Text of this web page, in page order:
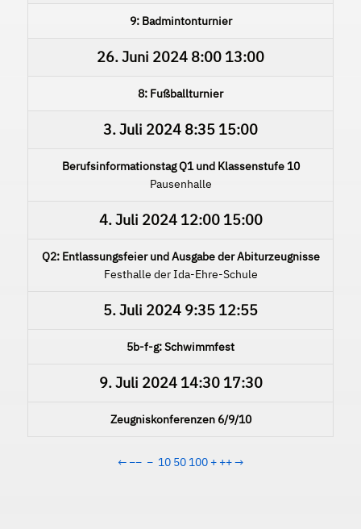
9: Badmintonturnier
26. Juni 2024 8:00 13:00
8: Fußballturnier
3. Juli 2024 8:35 15:00
Berufsinformationstag Q1 und Klassenstufe 10
Pausenhalle
4. Juli 202412:00 15:00
Q2: Entlassungsfeier und Ausgabe der Abiturzeugnisse
Festhalle der Ida-Ehre-Schule
5. Juli 2024 9:35 12:55
5b-f-g: Schwimmfest
9. Juli 202414:30 17:30
Zeugniskonferenzen 6/9/10
← −− − 10 50 100 + ++→